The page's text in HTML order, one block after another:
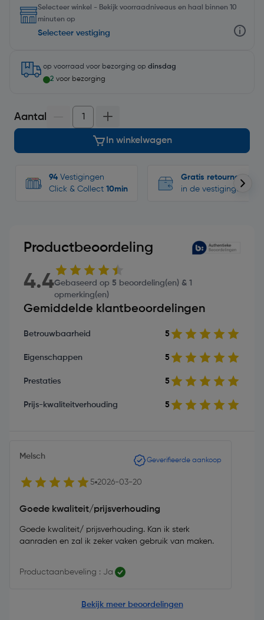
Selecteer winkel - Bekijk voorraadniveaus en haal binnen 10
minuten op
Selecteer vestiging
op voorraad voor bezorging op dinsdag
2 voor bezorging
Aantal
In winkelwagen
94 Vestigingen
Click & Collect 10min
Gratis retourneren
in de vestigingen
Productbeoordeling
4.4Gebaseerd op 5 beoordeling(en) & 1
opmerking(en)
Gemiddelde klantbeoordelingen
Betrouwbaarheid 5
Eigenschappen 5
Prestaties 5
Prijs-kwaliteitverhouding 5
Melsch Geverifieerde aankoop
5 2026-03-20
Goede kwaliteit/prijsverhouding
Goede kwaliteit/ prijsverhouding. Kan ik sterk
aanraden en zal ik zeker vaken gebruik van maken.
Productaanbeveling : Ja
Bekijk meer beoordelingen